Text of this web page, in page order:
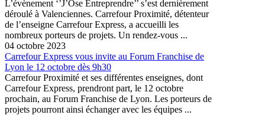
L’évènement ‘’J’Ose Entreprendre’’ s’est dernièrement
déroulé à Valenciennes. Carrefour Proximité, détenteur
de l’enseigne Carrefour Express, a accueilli les
nombreux porteurs de projets. Un rendez-vous ...
04 octobre 2023
Carrefour Express vous invite au Forum Franchise de
Lyon le 12 octobre dès 9h30
Carrefour Proximité et ses différentes enseignes, dont
Carrefour Express, prendront part, le 12 octobre
prochain, au Forum Franchise de Lyon. Les porteurs de
projets pourront ainsi échanger avec les équipes ...